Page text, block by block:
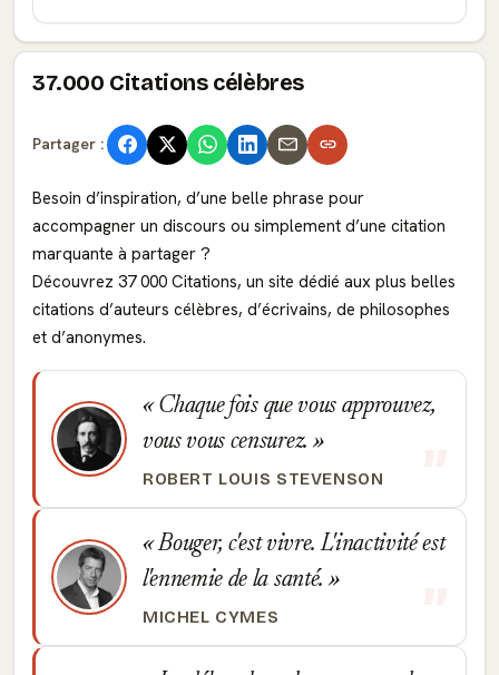
37.000 Citations célèbres
Partager :
Besoin d’inspiration, d’une belle phrase pour
accompagner un discours ou simplement d’une citation
marquante à partager ?
Découvrez 37 000 Citations, un site dédié aux plus belles
citations d’auteurs célèbres, d’écrivains, de philosophes
et d’anonymes.
Chaque fois que vous approuvez,
vous vous censurez.
ROBERT LOUIS STEVENSON
Bouger, c'est vivre. L'inactivité est
l'ennemie de la santé.
MICHEL CYMES